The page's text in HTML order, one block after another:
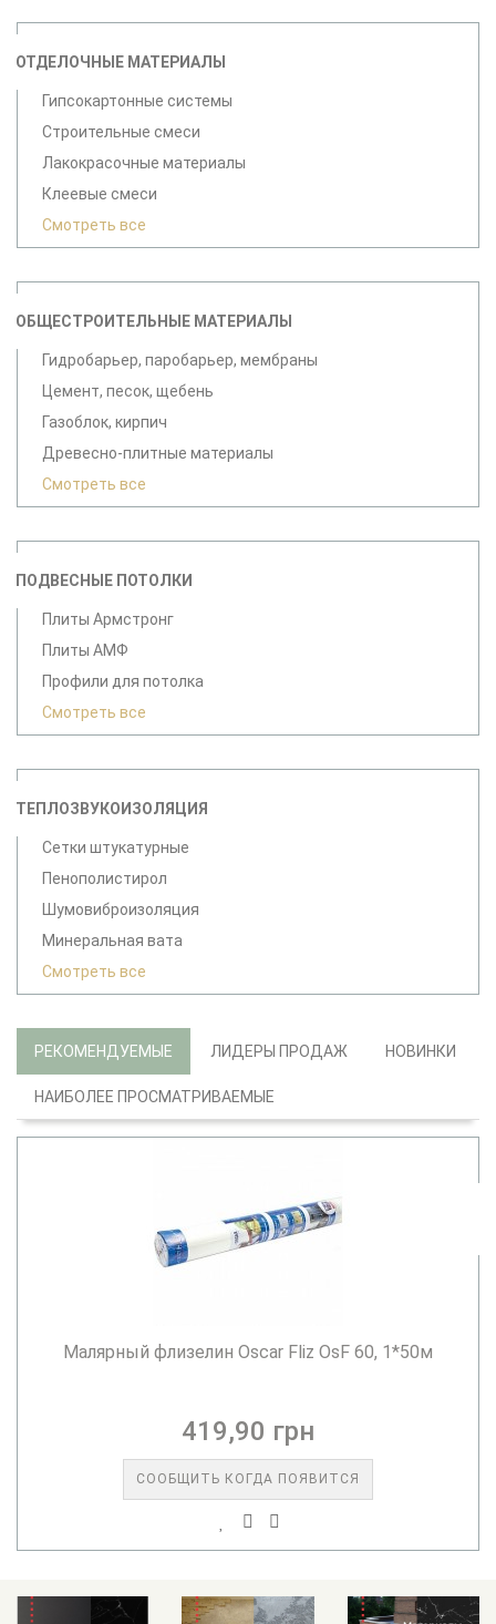
ОТДЕЛОЧНЫЕ МАТЕРИАЛЫ
Гипсокартонные системы
Строительные смеси
Лакокрасочные материалы
Клеевые смеси
Смотреть все
ОБЩЕСТРОИТЕЛЬНЫЕ МАТЕРИАЛЫ
Гидробарьер, паробарьер, мембраны
Цемент, песок, щебень
Газоблок, кирпич
Древесно-плитные материалы
Смотреть все
ПОДВЕСНЫЕ ПОТОЛКИ
Плиты Армстронг
Плиты АМФ
Профили для потолка
Смотреть все
ТЕПЛОЗВУКОИЗОЛЯЦИЯ
Сетки штукатурные
Пенополистирол
Шумовиброизоляция
Минеральная вата
Смотреть все
РЕКОМЕНДУЕМЫЕ ЛИДЕРЫ ПРОДАЖ НОВИНКИ
НАИБОЛЕЕ ПРОСМАТРИВАЕМЫЕ
Малярный флизелин Oscar Fliz OsF 60, 1*50м
419,90 грн
СООБЩИТЬ КОГДА ПОЯВИТСЯ